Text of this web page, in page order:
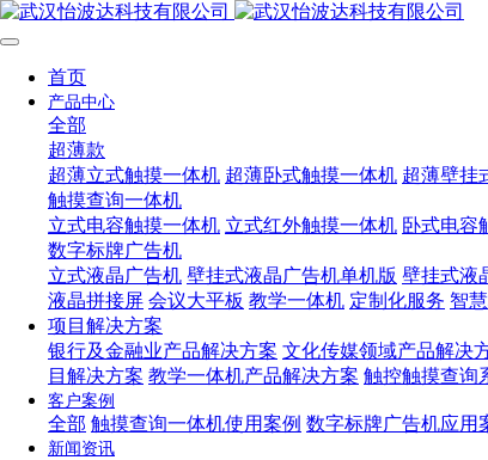
首页
产品中心
全部
超薄款
超薄立式触摸一体机 超薄卧式触摸一体机 超薄壁挂
触摸查询一体机
立式电容触摸一体机 立式红外触摸一体机 卧式电容
数字标牌广告机
立式液晶广告机 壁挂式液晶广告机单机版 壁挂式液
液晶拼接屏 会议大平板 教学一体机 定制化服务 智
项目解决方案
银行及金融业产品解决方案 文化传媒领域产品解决
目解决方案 教学一体机产品解决方案 触控触摸查询
客户案例
全部 触摸查询一体机使用案例 数字标牌广告机应用
新闻资讯